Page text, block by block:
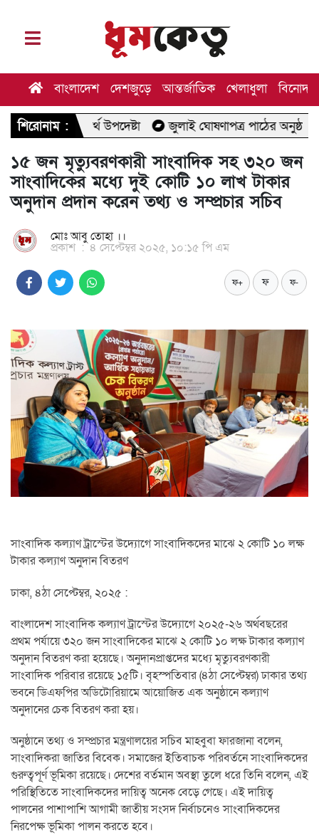
বাংলাদেশ দেশজুড়ে আন্তর্জাতিক খেলাধুলা বিনোদন
শিরোনাম :
উপদেষ্টা জুলাই ঘোষণাপত্র পাঠের অনুষ্ঠানে যাচ্ছেন
১৫ জন মৃত্যুবরণকারী সাংবাদিক সহ ৩২০ জন
সাংবাদিকের মধ্যে দুই কোটি ১০ লাখ টাকার
অনুদান প্রদান করেন তথ্য ও সম্প্রচার সচিব
মোঃ আবু তোহা ।।
প্রকাশ :৪ সেপ্টেম্বর ২০২৫, ১০:১৫ পি এম
ফ+ ফ ফ-
সাংবাদিক কল্যাণ ট্রাস্টের উদ্যোগে সাংবাদিকদের মাঝে ২ কোটি ১০ লক্ষ
টাকার কল্যাণ অনুদান বিতরণ
ঢাকা, ৪ঠা সেপ্টেম্বর, ২০২৫ :
বাংলাদেশ সাংবাদিক কল্যাণ ট্রাস্টের উদ্যোগে ২০২৫-২৬ অর্থবছরের
প্রথম পর্যায়ে ৩২০ জন সাংবাদিকের মাঝে ২ কোটি ১০ লক্ষ টাকার কল্যাণ
অনুদান বিতরণ করা হয়েছে। অনুদানপ্রাপ্তদের মধ্যে মৃত্যুবরণকারী
সাংবাদিক পরিবার রয়েছে ১৫টি। বৃহস্পতিবার (৪ঠা সেপ্টেম্বর) ঢাকার তথ্য
ভবনে ডিএফপির অডিটোরিয়ামে আয়োজিত এক অনুষ্ঠানে কল্যাণ
অনুদানের চেক বিতরণ করা হয়।
অনুষ্ঠানে তথ্য ও সম্প্রচার মন্ত্রণালয়ের সচিব মাহবুবা ফারজানা বলেন,
সাংবাদিকরা জাতির বিবেক। সমাজের ইতিবাচক পরিবর্তনে সাংবাদিকদের
গুরুত্বপূর্ণ ভূমিকা রয়েছে। দেশের বর্তমান অবস্থা তুলে ধরে তিনি বলেন, এই
পরিস্থিতিতে সাংবাদিকদের দায়িত্ব অনেক বেড়ে গেছে। এই দায়িত্ব
পালনের পাশাপাশি আগামী জাতীয় সংসদ নির্বাচনেও সাংবাদিকদের
নিরপেক্ষ ভূমিকা পালন করতে হবে।